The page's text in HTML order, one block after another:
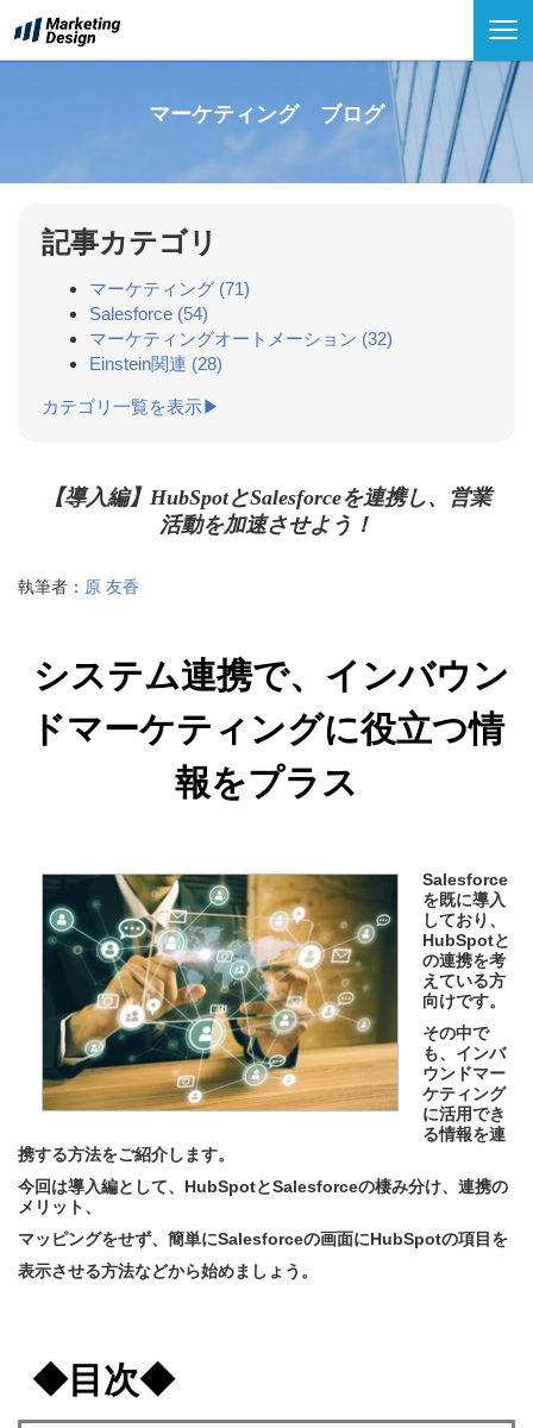
マーケティング ブログ
記事カテゴリ
マーケティング (71)
Salesforce (54)
マーケティングオートメーション (32)
Einstein関連 (28)
カテゴリ一覧を表示▶
【導入編】HubSpotとSalesforceを連携し、営業
活動を加速させよう！
執筆者： 原 友香
システム連携で、インバウン
ドマーケティングに役立つ情
報をプラス
Salesforce
を既に導入
しており、
HubSpotと
の連携を考
えている方
向けです。
その中で
も、インバ
ウンドマー
ケティング
に活用でき
る情報を連
携する方法をご紹介します。
今回は導入編として、 HubSpotとSalesforceの棲み分け、 連携の
メリット、
マッピングをせず、簡単にSalesforceの画面にHubSpotの項目を
表示させる方法などから始めましょう。
◆目次◆